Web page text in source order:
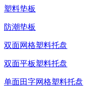
塑料垫板
防潮垫板
双面网格塑料托盘
双面平板塑料托盘
单面田字网格塑料托盘